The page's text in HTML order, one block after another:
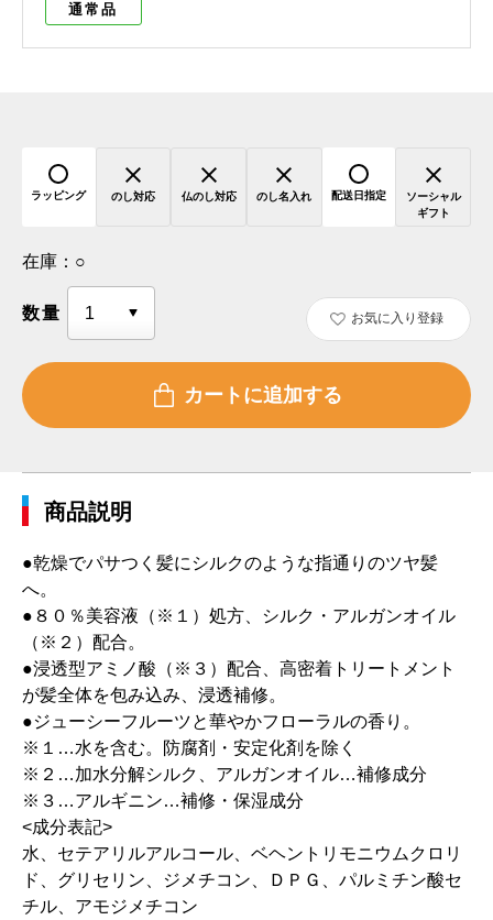
通常品
ラッピング のし対応 仏のし対応 のし名入れ 配送日指定
ソーシャル
ギフト
在庫： ○
数量 お気に入り登録
商品説明
●乾燥でパサつく髪にシルクのような指通りのツヤ髪
へ。
●８０％美容液（※１）処方、シルク・アルガンオイル
（※２）配合。
●浸透型アミノ酸（※３）配合、高密着トリートメント
が髪全体を包み込み、浸透補修。
●ジューシーフルーツと華やかフローラルの香り。
※１…水を含む。防腐剤・安定化剤を除く
※２…加水分解シルク、アルガンオイル…補修成分
※３…アルギニン…補修・保湿成分
<成分表記>
水、セテアリルアルコール、ベヘントリモニウムクロリ
ド、グリセリン、ジメチコン、ＤＰＧ、パルミチン酸セ
チル、アモジメチコン